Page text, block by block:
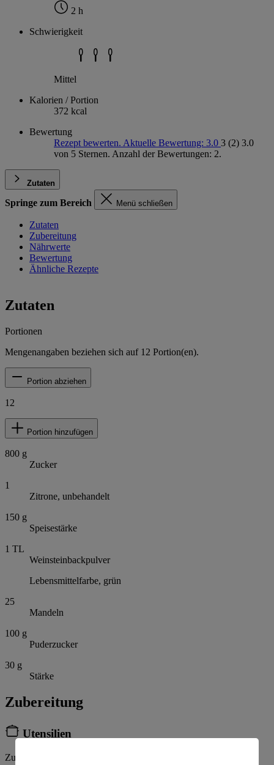
2 h
Schwierigkeit
Mittel
Kalorien / Portion
372 kcal
Bewertung
Rezept bewerten. Aktuelle Bewertung: 3.0 3 (2) 3.0
von 5 Sternen. Anzahl der Bewertungen: 2.
Zutaten
Springe zum Bereich Menü schließen
Zutaten
Zubereitung
Nährwerte
Bewertung
Ähnliche Rezepte
Zutaten
Portionen
Mengenangaben beziehen sich auf 12 Portion(en).
Portion abziehen
12
Portion hinzufügen
800 g
Zucker
1
Zitrone, unbehandelt
150 g
Speisestärke
1 TL
Weinsteinbackpulver
Lebensmittelfarbe, grün
25
Mandeln
100 g
Puderzucker
30 g
Stärke
Zubereitung
Utensilien
Zuckerthermometer